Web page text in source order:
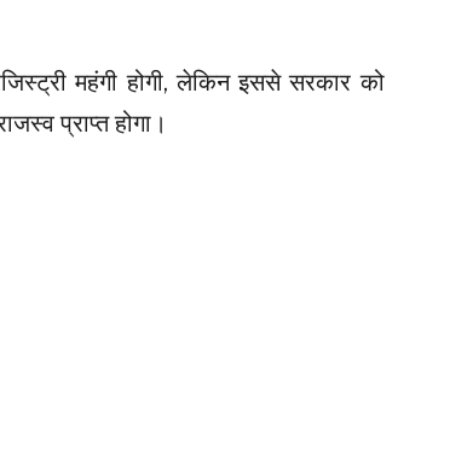
महंगी होगी, लेकिन इससे सरकार को
प्राप्त होगा।